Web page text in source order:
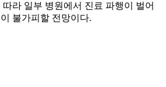
라 일부 병원에서 진료 파행이 벌어
불가피할 전망이다.